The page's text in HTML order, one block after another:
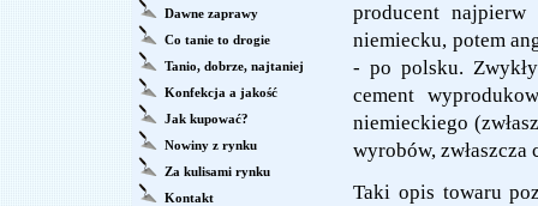
Dawne zaprawy
Co tanie to drogie
Tanio, dobrze, najtaniej
Konfekcja a jakość
Jak kupować?
Nowiny z rynku
Za kulisami rynku
Kontakt
producent
niemiecku, potem
- po polsku.
cement
niemieckiego
wyrobów,
Taki opis towaru